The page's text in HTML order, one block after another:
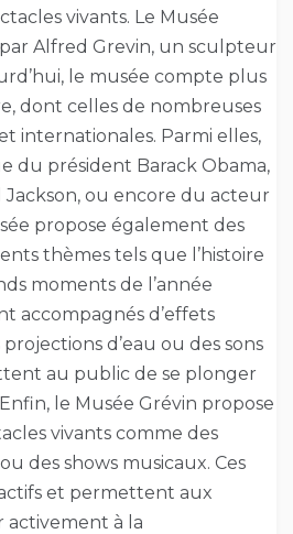
vivants. Le Musée
Alfred Grevin, un sculpteur
le musée compte plus
dont celles de nombreuses
internationales. Parmi elles,
du président Barack Obama,
ou encore du acteur
propose également des
thèmes tels que l’histoire
moments de l’année
accompagnés d’effets
d’eau ou des sons
au public de se plonger
le Musée Grévin propose
vivants comme des
des shows musicaux. Ces
et permettent aux
activement à la